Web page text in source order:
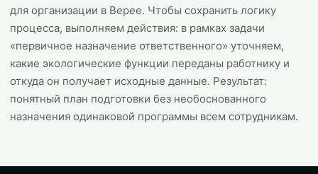
для организации в Верее. Чтобы сохранить логику
процесса, выполняем действия: в рамках задачи
«первичное назначение ответственного» уточняем,
какие экологические функции переданы работнику и
откуда он получает исходные данные. Результат:
понятный план подготовки без необоснованного
назначения одинаковой программы всем сотрудникам.